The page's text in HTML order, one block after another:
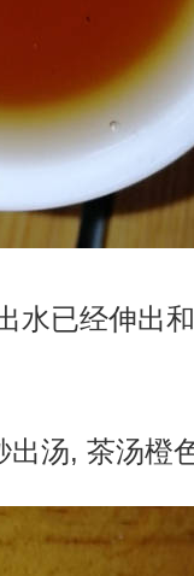
水已经伸出
汤, 茶汤橙